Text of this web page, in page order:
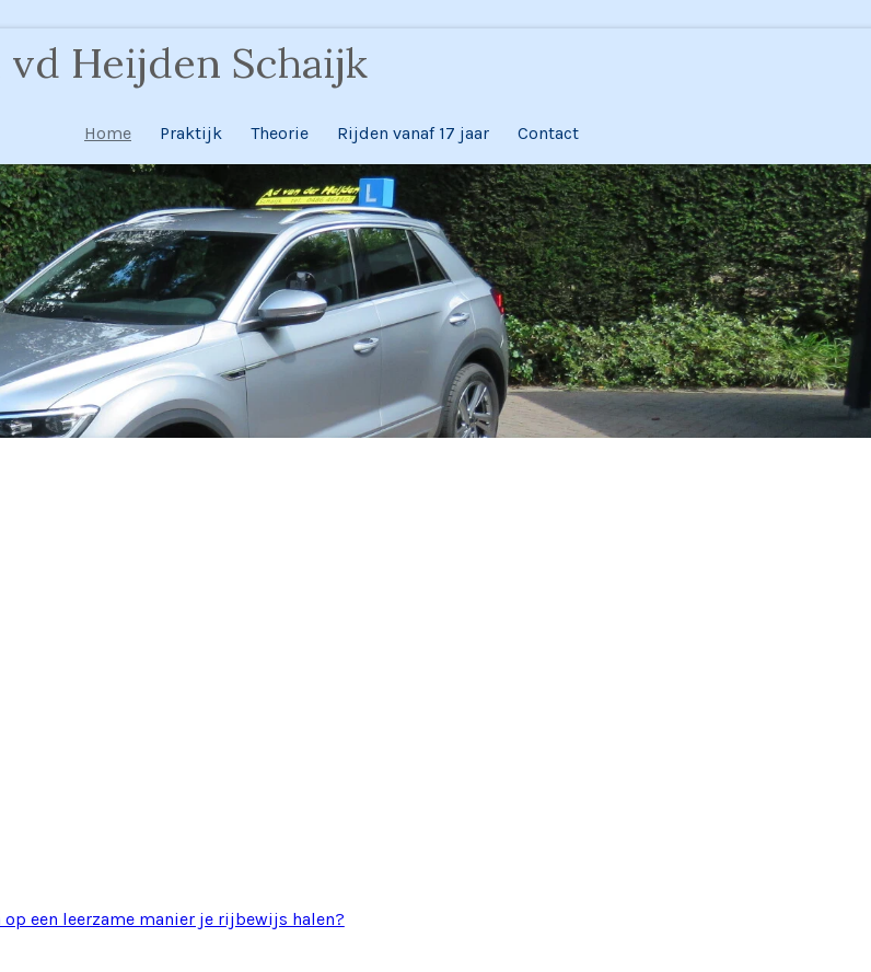
vd Heijden Schaijk
Home Praktijk Theorie Rijden vanaf 17 jaar Contact
op een leerzame manier je rijbewijs halen?